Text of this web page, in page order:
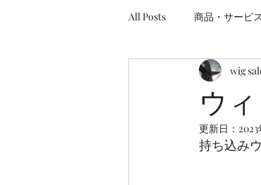
All Posts 商品・サービ
ウィッグ助成金につい
ウ
wig
更新日： 2023
持ち込み